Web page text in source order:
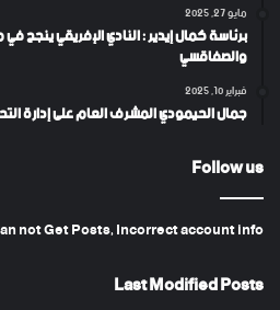
مايو 27, 2025
برئاسة كمال إيدير : النادي الإفريقي ينجح
والصفاقسي
فبراير 10, 2025
جمال الحيمودي المشرف العام على إدارة
Follow us
not Get Posts, Incorrect account info.
Last Modified Posts